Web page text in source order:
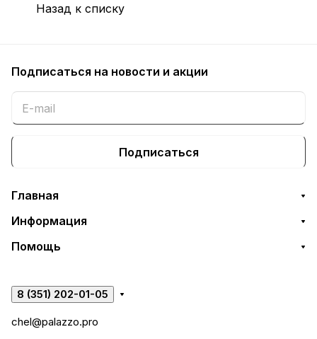
Назад к списку
Подписаться на новости и акции
Подписаться
Главная
Информация
Помощь
8 (351) 202-01-05
chel@palazzo.pro